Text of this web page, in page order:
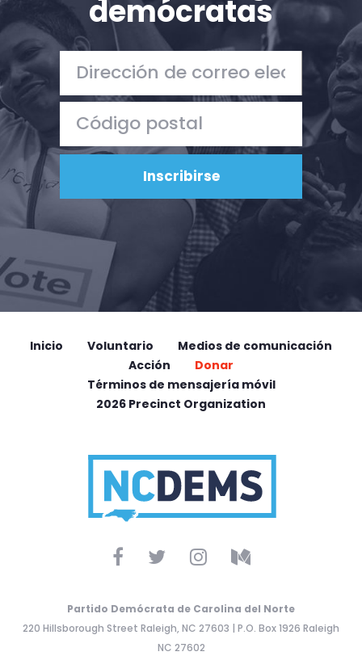
demócratas
Inicio Voluntario
Medios de comunicación
Acción
Donar
Términos de mensajería móvil
2026 Precinct Organization
Partido Demócrata de Carolina del Norte
220 Hillsborough Street Raleigh, NC 27603 | P.O. Box 1926 Raleigh
NC 27602